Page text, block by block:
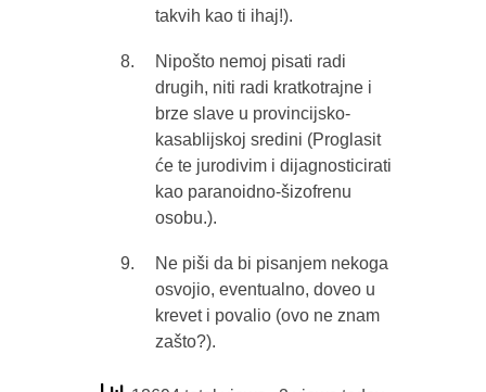
takvih kao ti ihaj!).
Nipošto nemoj pisati radi
drugih, niti radi kratkotrajne i
brze slave u provincijsko-
kasablijskoj sredini (Proglasit
će te jurodivim i dijagnosticirati
kao paranoidno-šizofrenu
osobu.).
Ne piši da bi pisanjem nekoga
osvojio, eventualno, doveo u
krevet i povalio (ovo ne znam
zašto?).